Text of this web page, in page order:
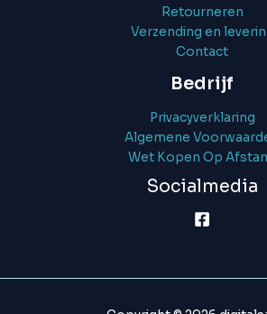
Retourneren
Verzending en
Contact
Bedrijf
Privacyverklaring
Algemene
Wet Kopen Op
Socialmedia